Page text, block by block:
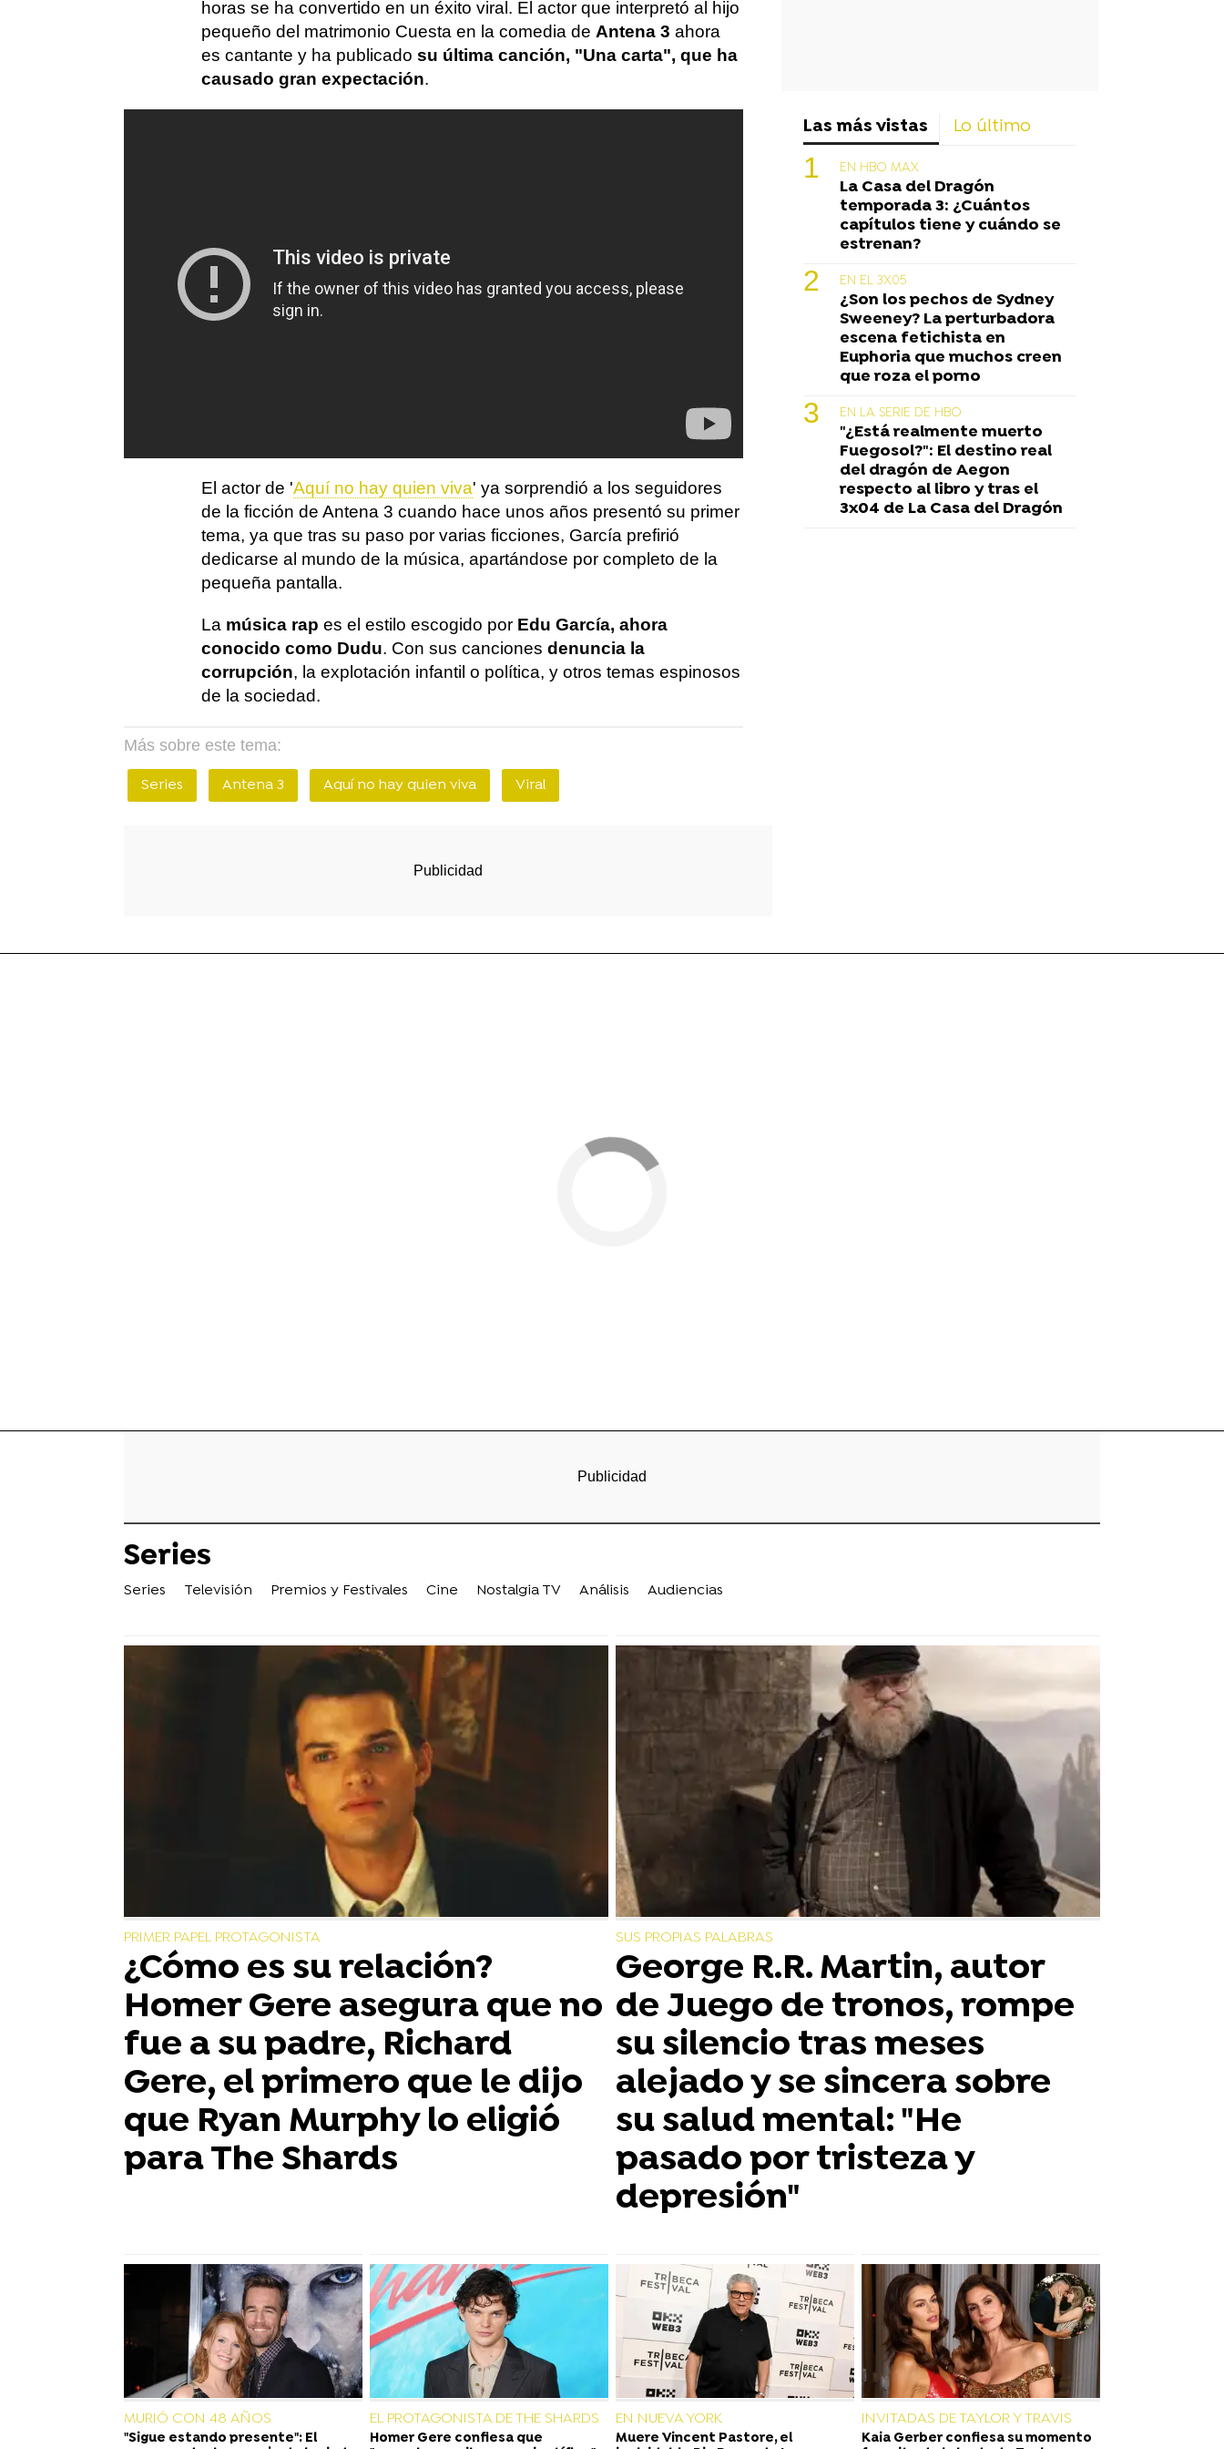
horas se ha convertido en un éxito viral. El actor que interpretó al hijo
pequeño del matrimonio Cuesta en la comedia de Antena 3 ahora
es cantante y ha publicado su última canción, "Una carta", que ha
causado gran expectación.
El actor de 'Aquí no hay quien viva' ya sorprendió a los seguidores
de la ficción de Antena 3 cuando hace unos años presentó su primer
tema, ya que tras su paso por varias ficciones, García prefirió
dedicarse al mundo de la música, apartándose por completo de la
pequeña pantalla.
La música rap es el estilo escogido por Edu García, ahora
conocido como Dudu. Con sus canciones denuncia la
corrupción, la explotación infantil o política, y otros temas espinosos
de la sociedad.
Más sobre este tema:
Series Antena 3 Aquí no hay quien viva Viral
Las más vistas Lo último
EN HBO MAX
La Casa del Dragón
temporada 3: ¿Cuántos
capítulos tiene y cuándo se
estrenan?
EN EL 3X05
¿Son los pechos de Sydney
Sweeney? La perturbadora
escena fetichista en
Euphoria que muchos creen
que roza el porno
EN LA SERIE DE HBO
"¿Está realmente muerto
Fuegosol?": El destino real
del dragón de Aegon
respecto al libro y tras el
3x04 de La Casa del Dragón
Series
Series Televisión Premios y Festivales Cine Nostalgia TV Análisis Audiencias
PRIMER PAPEL PROTAGONISTA
¿Cómo es su relación?
Homer Gere asegura que no
fue a su padre, Richard
Gere, el primero que le dijo
que Ryan Murphy lo eligió
para The Shards
SUS PROPIAS PALABRAS
George R.R. Martin, autor
de Juego de tronos, rompe
su silencio tras meses
alejado y se sincera sobre
su salud mental: "He
pasado por tristeza y
depresión"
MURIÓ CON 48 AÑOS
"Sigue estando presente": El
EL PROTAGONISTA DE THE SHARDS
Homer Gere confiesa que
EN NUEVA YORK
Muere Vincent Pastore, el
INVITADAS DE TAYLOR Y TRAVIS
Kaia Gerber confiesa su momento